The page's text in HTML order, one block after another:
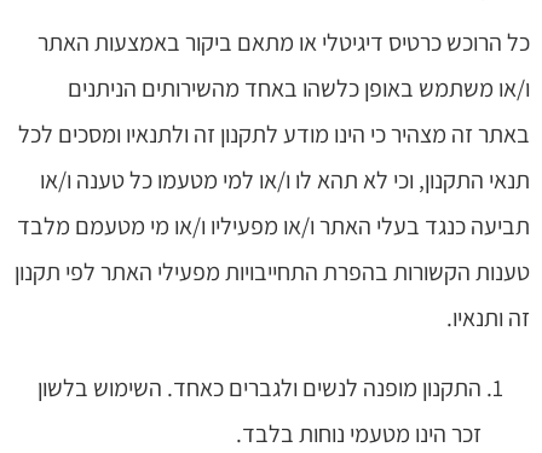
כל הרוכש כרטיס דיגיטלי או מתאם ביקור באמצעות האתר
ו/או משתמש באופן כלשהו באחד מהשירותים הניתנים
באתר זה מצהיר כי הינו מודע לתקנון זה ולתנאיו ומסכים לכל
תנאי התקנון, וכי לא תהא לו ו/או למי מטעמו כל טענה ו/או
תביעה כנגד בעלי האתר ו/או מפעיליו ו/או מי מטעמם מלבד
טענות הקשורות בהפרת התחייבויות מפעילי האתר לפי תקנון
זה ותנאיו.
התקנון מופנה לנשים ולגברים כאחד. השימוש בלשון
זכר הינו מטעמי נוחות בלבד.